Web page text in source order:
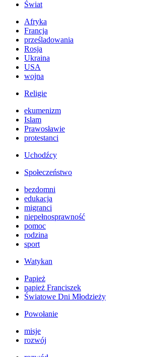
Świat
Afryka
Francja
prześladowania
Rosja
Ukraina
USA
wojna
Religie
ekumenizm
Islam
Prawosławie
protestanci
Uchodźcy
Społeczeństwo
bezdomni
edukacja
migranci
niepełnosprawność
pomoc
rodzina
sport
Watykan
Papież
papież Franciszek
Światowe Dni Młodzieży
Powołanie
misje
rozwój